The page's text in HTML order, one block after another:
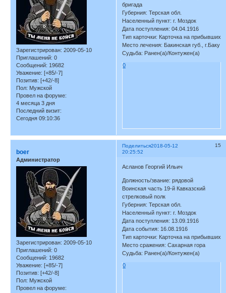
Зарегистрирован: 2009-05-10
Приглашений: 0
Сообщений: 19682
Уважение: [+85/-7]
Позитив: [+42/-8]
Пол: Мужской
Провел на форуме:
4 месяца 3 дня
Последний визит:
Сегодня 09:10:36
бригада
Губерния: Терская обл.
Населенный пункт: г. Моздок
Дата поступления: 04.04.1916
Тип карточки: Карточка на прибывших
Место лечения: Бакинская губ., г.Баку
Судьба: Ранен(а)/Контужен(а)
0
Поделиться 15
2018-05-12
20:25:52
boer
Администратор
Зарегистрирован: 2009-05-10
Приглашений: 0
Сообщений: 19682
Уважение: [+85/-7]
Позитив: [+42/-8]
Пол: Мужской
Провел на форуме:
Асланов Георгий Ильич
Должность/звание: рядовой
Воинская часть 19-й Кавказский
стрелковый полк
Губерния: Терская обл.
Населенный пункт: г. Моздок
Дата поступления: 13.09.1916
Дата события: 16.08.1916
Тип карточки: Карточка на прибывших
Место сражения: Сахарная гора
Судьба: Ранен(а)/Контужен(а)
0